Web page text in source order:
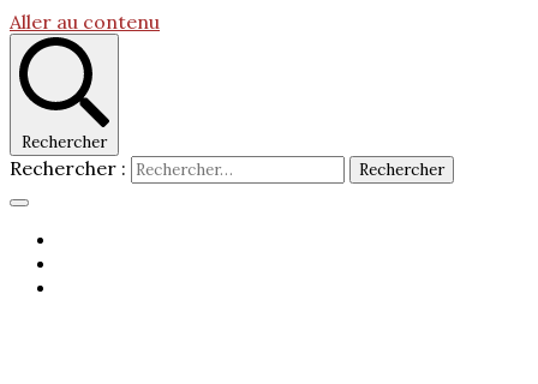
Aller au contenu
Rechercher
Rechercher :